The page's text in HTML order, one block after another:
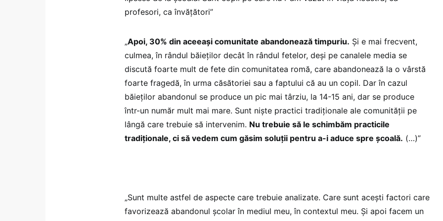
profesori, ca învățători”
„Apoi, 30% din aceeași comunitate abandonează timpuriu. Și e mai frecvent,
culmea, în rândul băieților decât în rândul fetelor, deși pe canalele media se
discută foarte mult de fete din comunitatea romă, care abandonează la o vârstă
foarte fragedă, în urma căsătoriei sau a faptului că au un copil. Dar în cazul
băieților abandonul se produce un pic mai târziu, la 14-15 ani, dar se produce
într-un număr mult mai mare. Sunt niște practici tradiționale ale comunității pe
lângă care trebuie să intervenim. Nu trebuie să le schimbăm practicile
tradiționale, ci să vedem cum găsim soluții pentru a-i aduce spre școală. (…)”
„Sunt multe astfel de aspecte care trebuie analizate. Care sunt acești factori care
favorizează abandonul școlar în mediul meu, în contextul meu. Și apoi facem un